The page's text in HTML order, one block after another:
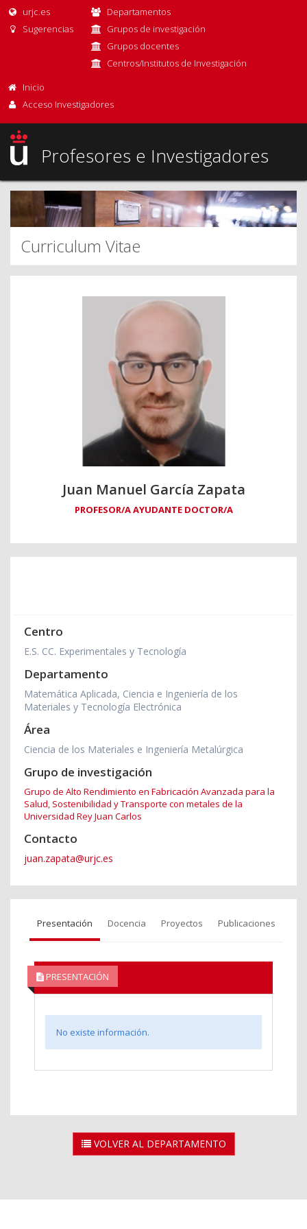
urjc.es
Sugerencias
Departamentos
Grupos de investigación
Grupos docentes
Centros/Institutos de Investigación
Inicio
Acceso Investigadores
Profesores e Investigadores
Curriculum Vitae
Juan Manuel García Zapata
PROFESOR/A AYUDANTE DOCTOR/A
Centro
E.S. CC. Experimentales y Tecnología
Departamento
Matemática Aplicada, Ciencia e Ingeniería de los
Materiales y Tecnología Electrónica
Área
Ciencia de los Materiales e Ingeniería Metalúrgica
Grupo de investigación
Grupo de Alto Rendimiento en Fabricación Avanzada para la
Salud, Sostenibilidad y Transporte con metales de la
Universidad Rey Juan Carlos
Contacto
juan.zapata@urjc.es
Presentación Docencia Proyectos Publicaciones
PRESENTACIÓN
No existe información.
VOLVER AL DEPARTAMENTO